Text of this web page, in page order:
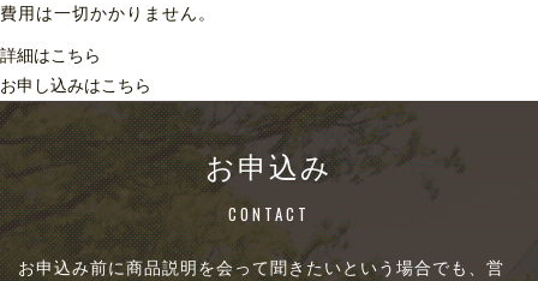
費用は一切かかりません。
詳細はこちら
お申し込みはこちら
お申込み
CONTACT
お申込み前に商品説明を会って聞きたいという場合でも、営